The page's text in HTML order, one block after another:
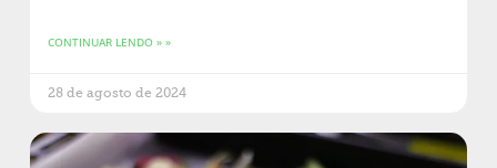
CONTINUAR LENDO » »
28 de agosto de 2024